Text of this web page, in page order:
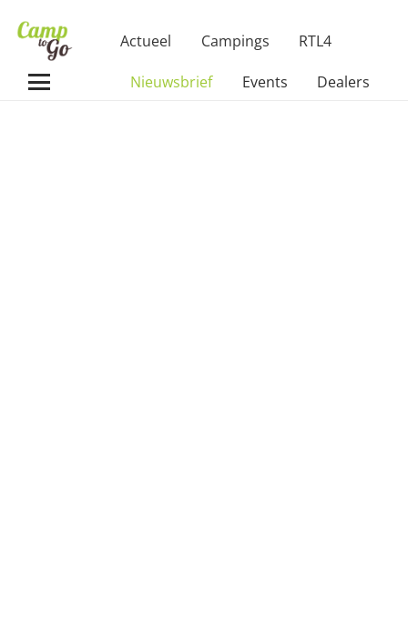
Actueel Campings RTL4
Nieuwsbrief Events Dealers